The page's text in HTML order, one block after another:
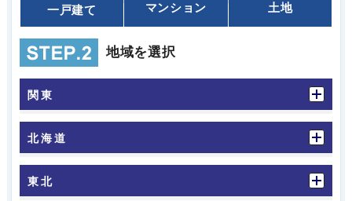
一戸建て マンション 土地
地域を選択
関東
北海道
東北